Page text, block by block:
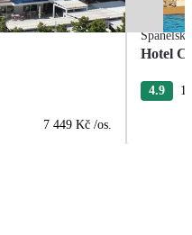
7 449 Kč /os.
Španělsko
Hotel
4.9